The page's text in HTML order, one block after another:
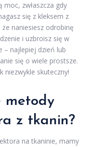
moc, zwłaszcza gdy
się z kleksem z
naniesiesz odrobinę
i uzbroisz się w
– najlepiej dzień lub
się o wiele prostsze.
niezwykle skuteczny!
metody
z tkanin?
na tkaninie, mamy